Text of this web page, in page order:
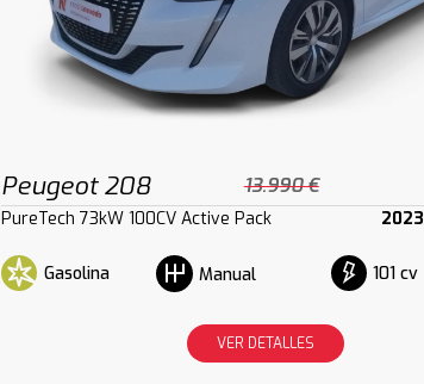
Peugeot 208 13.990 €
PureTech 73kW 100CV Active Pack 2023
Gasolina Manual 101 cv
VER DETALLES